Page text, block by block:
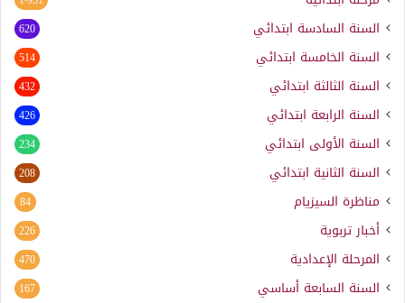
السنة السادسة ابتدائي 620
السنة الخامسة ابتدائي 514
السنة الثالثة ابتدائي 432
السنة الرابعة ابتدائي 426
السنة الأولى ابتدائي 234
السنة الثانية ابتدائي 208
مناظرة السيزيام 84
أخبار تربوية 226
المرحلة الإعدادية 470
السنة السابعة أساسي 167